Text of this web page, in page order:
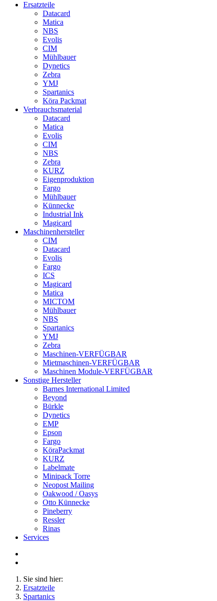
Ersatzteile
Datacard
Matica
NBS
Evolis
CIM
Mühlbauer
Dynetics
Zebra
YMJ
Spartanics
Köra Packmat
Verbrauchsmaterial
Datacard
Matica
Evolis
CIM
NBS
Zebra
KURZ
Eigenproduktion
Fargo
Mühlbauer
Künnecke
Industrial Ink
Magicard
Maschinenhersteller
CIM
Datacard
Evolis
Fargo
ICS
Magicard
Matica
MICTOM
Mühlbauer
NBS
Spartanics
YMJ
Zebra
Maschinen-VERFÜGBAR
Mietmaschinen-VERFÜGBAR
Maschinen Module-VERFÜGBAR
Sonstige Hersteller
Barnes International Limited
Beyond
Bürkle
Dynetics
EMP
Epson
Fargo
KöraPackmat
KURZ
Labelmate
Minipack Torre
Neopost Mailing
Oakwood / Oasys
Otto Künnecke
Pineberry
Ressler
Rinas
Services
Sie sind hier:
Ersatzteile
Spartanics